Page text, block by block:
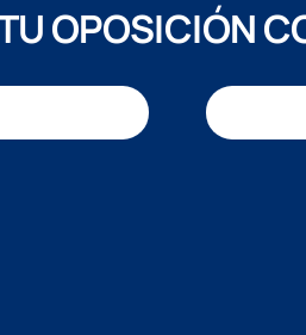
OPOSICIÓN